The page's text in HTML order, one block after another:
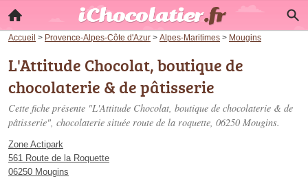
Accueil > Provence-Alpes-Côte d'Azur > Alpes-Maritimes > Mougins
L'Attitude Chocolat, boutique de
chocolaterie & de pâtisserie
Cette fiche présente "L'Attitude Chocolat, boutique de chocolaterie & de
pâtisserie", chocolaterie située route de la roquette, 06250 Mougins.
Zone Actipark
561 Route de la Roquette
06250 Mougins